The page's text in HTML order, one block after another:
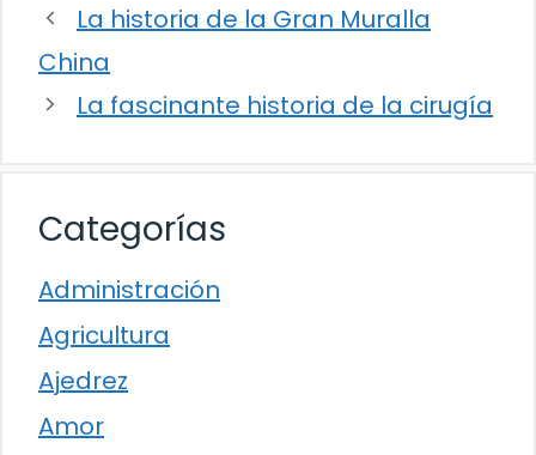
La historia de la Gran Muralla
China
La fascinante historia de la cirugía
Categorías
Administración
Agricultura
Ajedrez
Amor